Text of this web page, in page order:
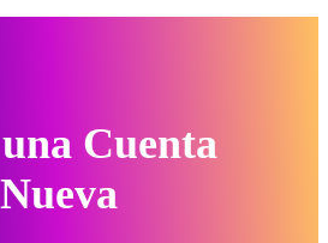
Cuenta
Nueva